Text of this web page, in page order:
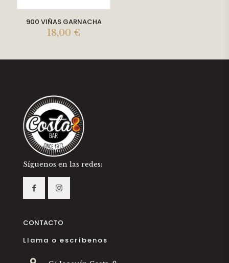
900 VIÑAS GARNACHA
18,00 €
Síguenos en las redes:
CONTACTO
Llama o escríbenos